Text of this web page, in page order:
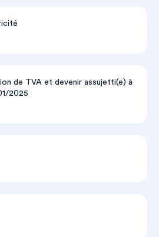
de TVA et devenir assujetti(e) à
2025